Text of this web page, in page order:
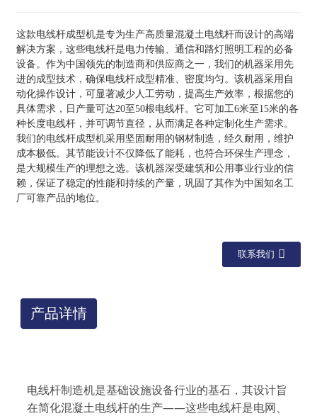
这款电线杆成型机是专为生产高质量混凝土电线杆而设计的高端
解决方案，这些电线杆是电力传输、通信和路灯照明工程的必备
设备。作为中国领先的制造商和供应商之一，我们的机器采用先
进的成型技术，确保电线杆成型精准、密度均匀。该机器采用自
动化操作设计，可显著减少人工劳动，提高生产效率，根据您的
具体需求，日产量可达20至50根电线杆。它可加工6米至15米的各
种长度电线杆，并可调节直径，从而满足各种定制化生产需求。
我们的电线杆成型机采用坚固耐用的钢材制造，经久耐用，维护
成本极低。其节能设计不仅降低了能耗，也符合环保生产理念，
是大规模生产的理想之选。该机器深受建筑和公用事业行业的信
赖，保证了稳定的性能和持续的产量，巩固了其作为中国知名工
厂可靠产品的地位。
联系我们
产品详情
电线杆制造机是基础设施设备行业的基石，其设计旨
在简化混凝土电线杆的生产——这些电线杆是电网、